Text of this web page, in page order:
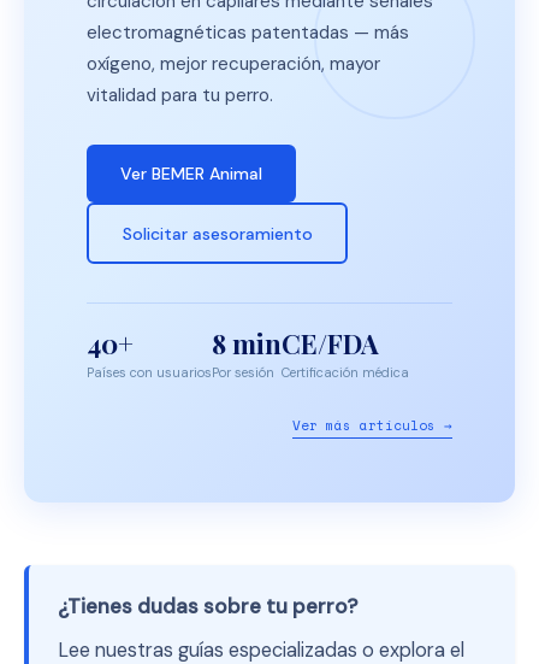
electromagnéticas patentadas — más
oxígeno, mejor recuperación, mayor
vitalidad para tu perro.
Ver BEMER Animal
Solicitar asesoramiento
40+
Países con usuarios
8 min
Por sesión
CE/FDA
Certificación médica
Ver más artículos →
¿Tienes dudas sobre tu perro?
Lee nuestras guías especializadas o explora el